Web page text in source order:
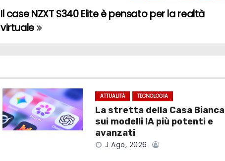
Il case NZXT S340 Elite è pensato per la realtà
virtuale
ATTUALITÀ TECNOLOGIA
La stretta della Casa Bianca
sui modelli IA più potenti e
avanzati
J Ago, 2026